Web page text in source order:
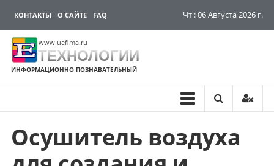
КОНТАКТЫ О САЙТЕ FAQ Чт : 06 Августа 2026 г.
www.uefima.ru
ТЕХНОЛОГИИ
ИНФОРМАЦИОННО ПОЗНАВАТЕЛЬНЫЙ
Перейти
содержимому
Осушитель воздуха